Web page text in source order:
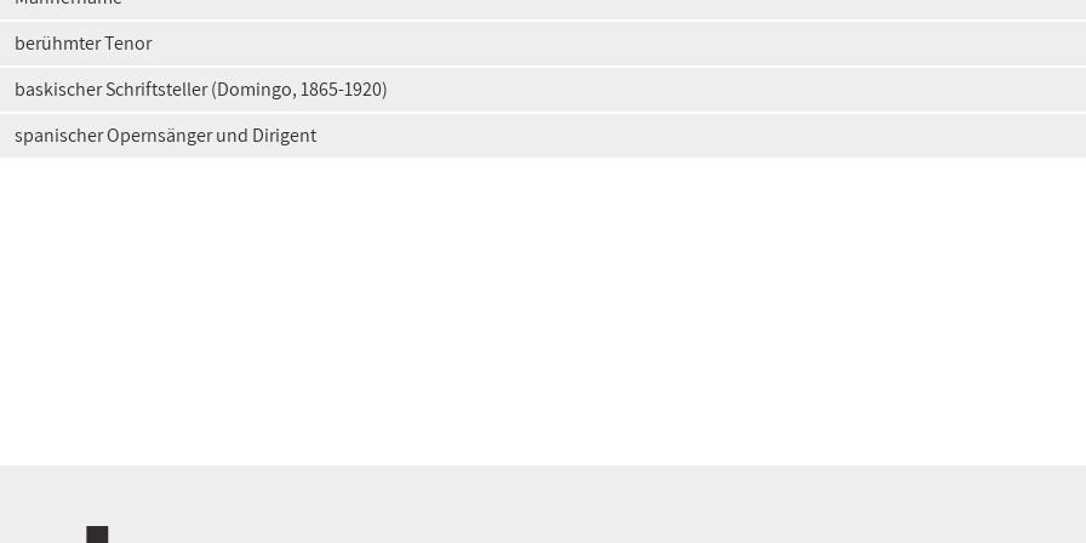
berühmter Tenor
baskischer Schriftsteller (Domingo, 1865-1920)
spanischer Opernsänger und Dirigent